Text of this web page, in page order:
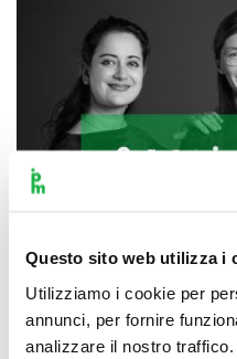
Questo sito web utilizza i
Utilizziamo i cookie per
annunci, per fornire
analizzare il nostro